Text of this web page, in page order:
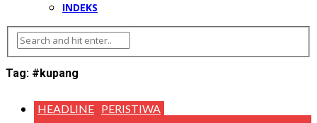
INDEKS
Tag: #kupang
HEADLINE PERISTIWA